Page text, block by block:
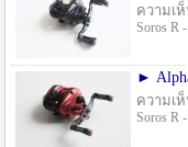
ความเห็
Soros R -
►
ความเห็
Soros R -